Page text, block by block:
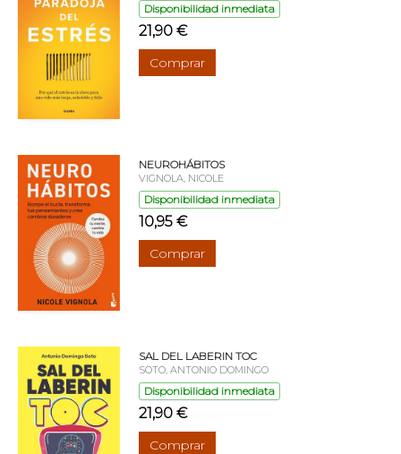
Disponibilidad inmediata
21,90 €
Comprar
NEUROHÁBITOS
VIGNOLA, NICOLE
Disponibilidad inmediata
10,95 €
Comprar
SAL DEL LABERIN TOC
SOTO, ANTONIO DOMINGO
Disponibilidad inmediata
21,90 €
Comprar